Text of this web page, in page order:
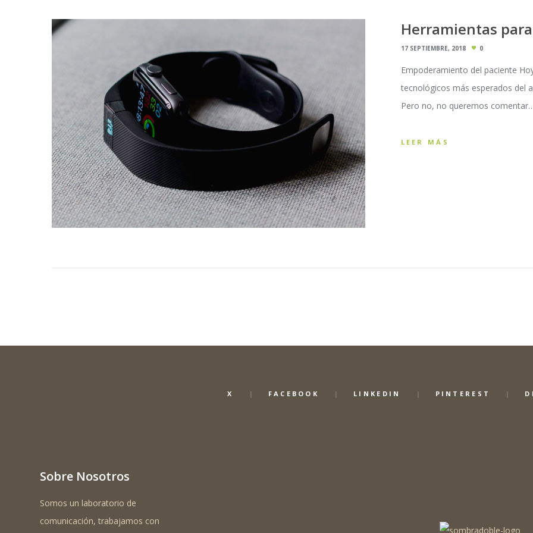
Herramientas
17 SEPTIEMBRE, 2018 0
Empoderamiento del paciente
tecnológicos más esperados del
Pero no, no queremos
LEER MÁS
X FACEBOOK LINKEDIN PINTEREST
Sobre Nosotros
Somos un laboratorio de
comunicación, trabajamos con